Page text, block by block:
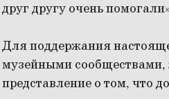
друг другу очень
Для поддержания
музейными сообществами,
представление о том, что